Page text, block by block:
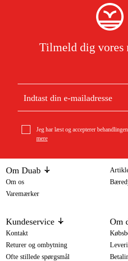
Tilmeld dig vores
Jeg har læst og accepterer
mere
Om Duab
Om os
Varemærker
Kundeservice
Kontakt
Returer og ombytning
Ofte stillede spørgsmål
Om